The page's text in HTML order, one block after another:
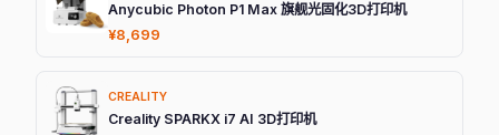
Anycubic Photon P1 Max 旗舰光固化3D打印机
¥8,699
CREALITY
Creality SPARKX i7 AI 3D打印机